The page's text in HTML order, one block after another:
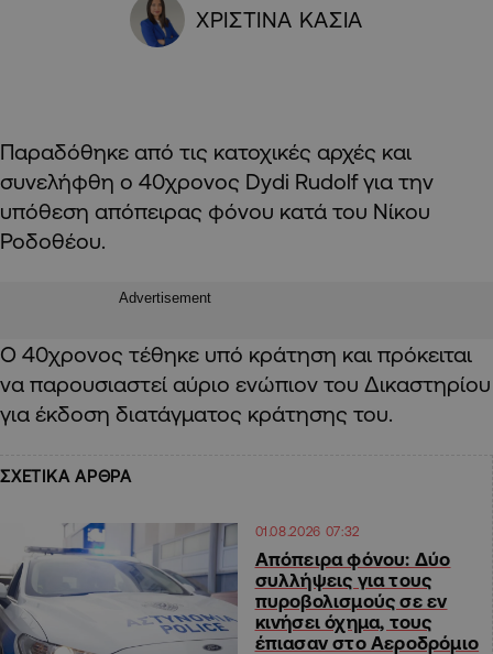
ΧΡΙΣΤΙΝΑ ΚΑΣΙΑ
Παραδόθηκε από τις κατοχικές αρχές και
συνελήφθη ο 40χρονος Dydi Rudolf για την
υπόθεση απόπειρας φόνου κατά του Νίκου
Ροδοθέου.
Advertisement
Ο 40χρονος τέθηκε υπό κράτηση και πρόκειται
να παρουσιαστεί αύριο ενώπιον του Δικαστηρίου
για έκδοση διατάγματος κράτησης του.
ΣΧΕΤΙΚΑ ΑΡΘΡΑ
01.08.2026 07:32
Απόπειρα φόνου: Δύο
συλλήψεις για τους
πυροβολισμούς σε εν
κινήσει όχημα, τους
έπιασαν στο Αεροδρόμιο